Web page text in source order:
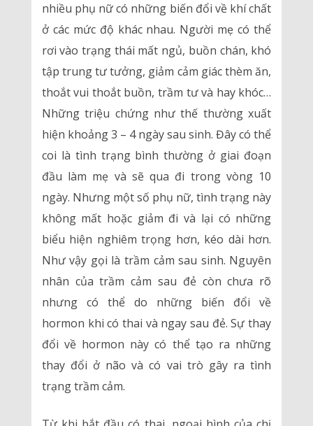
nhiều phụ nữ có những biến đổi về khí chất
ở các mức độ khác nhau. Người mẹ có thể
rơi vào trạng thái mất ngủ, buồn chán, khó
tập trung tư tưởng, giảm cảm giác thèm ăn,
thoắt vui thoắt buồn, trầm tư và hay khóc…
Những triệu chứng như thế thường xuất
hiện khoảng 3 – 4 ngày sau sinh. Đây có thể
coi là tình trạng bình thường ở giai đoạn
đầu làm mẹ và sẽ qua đi trong vòng 10
ngày. Nhưng một số phụ nữ, tình trạng này
không mất hoặc giảm đi và lại có những
biểu hiện nghiêm trọng hơn, kéo dài hơn.
Như vậy gọi là trầm cảm sau sinh. Nguyên
nhân của trầm cảm sau đẻ còn chưa rõ
nhưng có thể do những biến đổi về
hormon khi có thai và ngay sau đẻ. Sự thay
đổi về hormon này có thể tạo ra những
thay đổi ở não và có vai trò gây ra tình
trạng trầm cảm.